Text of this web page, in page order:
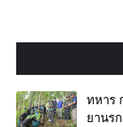
ทหาร
ยานร